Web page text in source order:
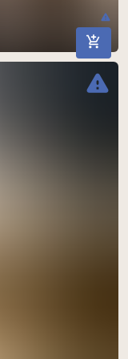
warning
warning